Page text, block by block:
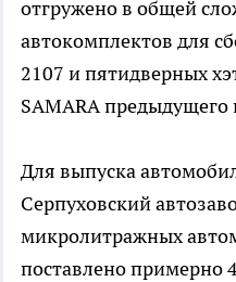
отгружено в общей
автокомплектов для
2107 и пятидверных
SAMARA предыдущего
Для выпуска
Серпуховский
микролитражных
поставлено примерно